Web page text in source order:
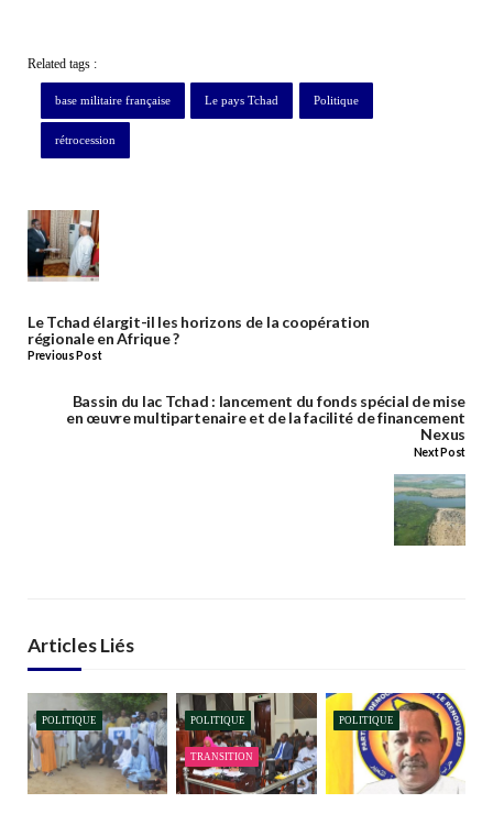
Related tags :
base militaire française Le pays Tchad Politique
rétrocession
Le Tchad élargit-il les horizons de la coopération
régionale en Afrique ?
Previous Post
Bassin du lac Tchad : lancement du fonds spécial de mise
en œuvre multipartenaire et de la facilité de financement
Nexus
Next Post
Articles Liés
POLITIQUE POLITIQUE
TRANSITION
POLITIQUE